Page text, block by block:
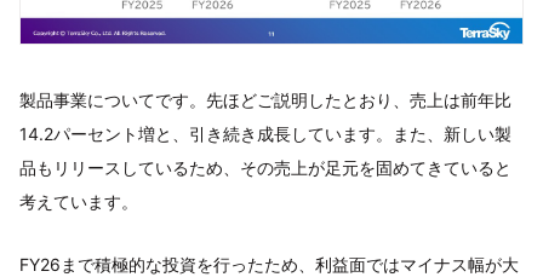
製品事業についてです。先ほどご説明したとおり、売上は前年比
14.2パーセント増と、引き続き成長しています。また、新しい製
品もリリースしているため、その売上が足元を固めてきていると
考えています。
FY26まで積極的な投資を行ったため、利益面ではマイナス幅が大